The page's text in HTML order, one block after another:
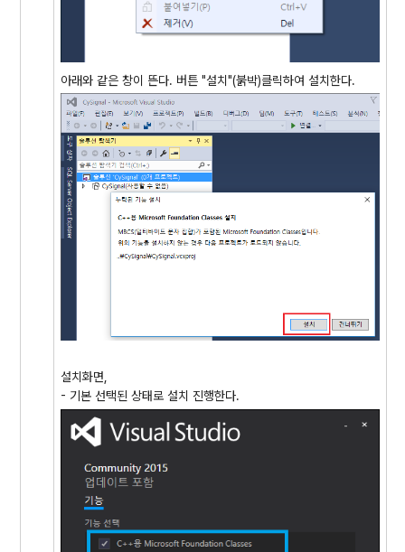
아래와 같은 창이 뜬다. 버튼 "설치"(붉박)클릭하여 설치한다.
설치화면,
- 기본 선택된 상태로 설치 진행한다.